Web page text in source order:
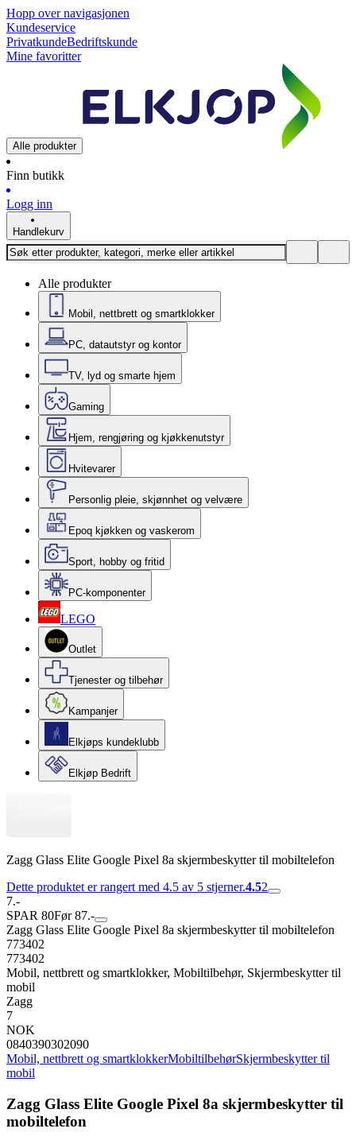
Hopp over navigasjonen
Kundeservice
PrivatkundeBedriftskunde
Mine favoritter
Alle produkter
Finn butikk
Logg inn
Handlekurv
Alle produkter
Mobil, nettbrett og smartklokker
PC, datautstyr og kontor
TV, lyd og smarte hjem
Gaming
Hjem, rengjøring og kjøkkenutstyr
Hvitevarer
Personlig pleie, skjønnhet og velvære
Epoq kjøkken og vaskerom
Sport, hobby og fritid
PC-komponenter
LEGO
Outlet
Tjenester og tilbehør
Kampanjer
Elkjøps kundeklubb
Elkjøp Bedrift
Zagg Glass Elite Google Pixel 8a skjermbeskytter til mobiltelefon
Dette produktet er rangert med 4.5 av 5 stjerner.4.52
7.-
SPAR 80Før 87.-
Zagg Glass Elite Google Pixel 8a skjermbeskytter til mobiltelefon
773402
773402
Mobil, nettbrett og smartklokker, Mobiltilbehør, Skjermbeskytter til
mobil
Zagg
7
NOK
0840390302090
Mobil, nettbrett og smartklokkerMobiltilbehørSkjermbeskytter til
mobil
Zagg Glass Elite Google Pixel 8a skjermbeskytter til
mobiltelefon